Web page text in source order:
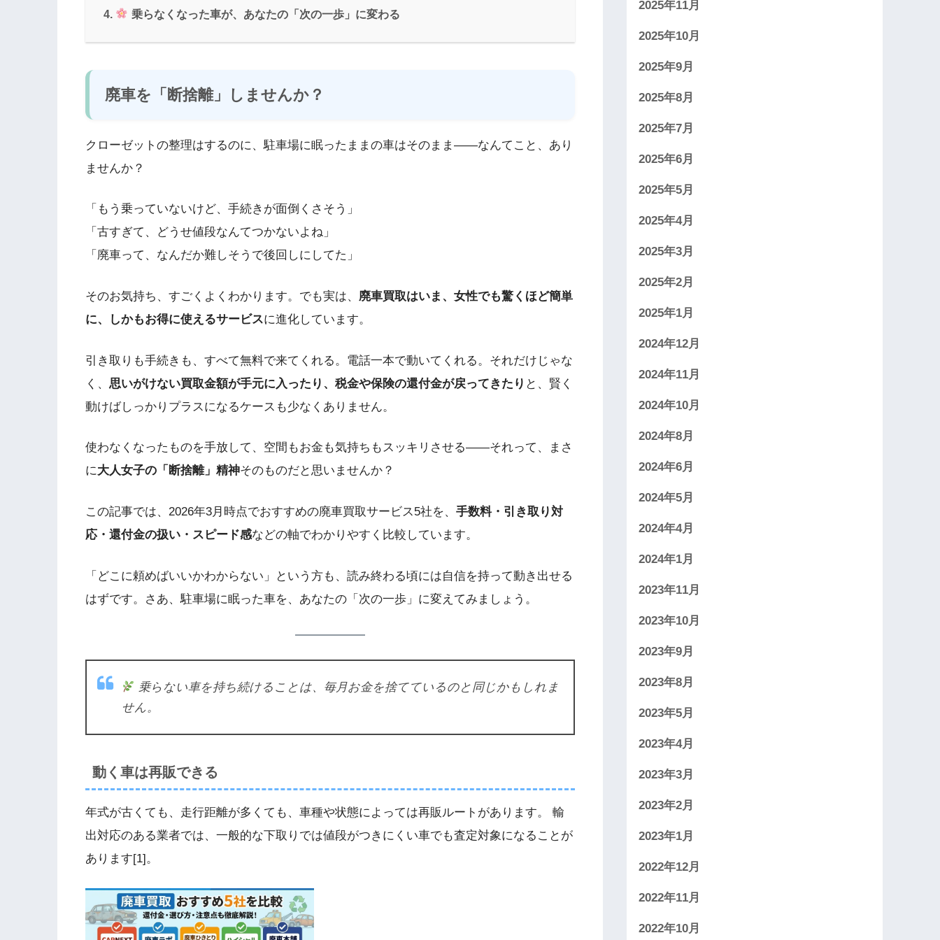
乗らなくなった車が、あなたの「次の一歩」に変わる
廃車を「断捨離」しませんか？
クローゼットの整理はするのに、駐車場に眠ったままの車はそのまま——なんてこと、あり
ませんか？
「もう乗っていないけど、手続きが面倒くさそう」
「古すぎて、どうせ値段なんてつかないよね」
「廃車って、なんだか難しそうで後回しにしてた」
そのお気持ち、すごくよくわかります。でも実は、 廃車買取はいま、女性でも驚くほど簡単
に、しかもお得に使えるサービスに進化しています。
引き取りも手続きも、すべて無料で来てくれる。電話一本で動いてくれる。それだけじゃな
く、 思いがけない買取金額が手元に入ったり、税金や保険の還付金が戻ってきたり と、賢く
動けばしっかりプラスになるケースも少なくありません。
使わなくなったものを手放して、空間もお金も気持ちもスッキリさせる——それって、まさ
に大人女子の「断捨離」精神そのものだと思いませんか？
この記事では、2026年3月時点でおすすめの廃車買取サービス5社を、 手数料・引き取り対
応・還付金の扱い・スピード感などの軸でわかりやすく比較しています。
「どこに頼めばいいかわからない」という方も、読み終わる頃には自信を持って動き出せる
はずです。さあ、駐車場に眠った車を、あなたの「次の一歩」に変えてみましょう。
乗らない車を持ち続けることは、毎月お金を捨てているのと同じかもしれま
せん。
動く車は再販できる
年式が古くても、走行距離が多くても、車種や状態によっては再販ルートがあります。 輸
出対応のある業者では、一般的な下取りでは値段がつきにくい車でも査定対象になることが
あります[1]。
2025年11月
2025年10月
2025年9月
2025年8月
2025年7月
2025年6月
2025年5月
2025年4月
2025年3月
2025年2月
2025年1月
2024年12月
2024年11月
2024年10月
2024年8月
2024年6月
2024年5月
2024年4月
2024年1月
2023年11月
2023年10月
2023年9月
2023年8月
2023年5月
2023年4月
2023年3月
2023年2月
2023年1月
2022年12月
2022年11月
2022年10月